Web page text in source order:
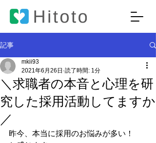
記事
＼求職者の本音と心理を研
究した採用活動してますか
／
mkii93
2021年6月26日 読了時間: 1分
昨今、本当に採用のお悩みが多い！